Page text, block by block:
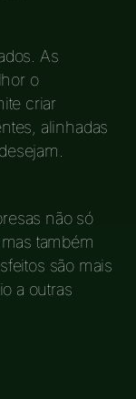
As
o
criar
alinhadas
não só
também
são mais
a outras